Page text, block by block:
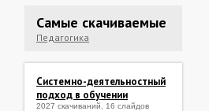
Самые скачиваемые
Педагогика
Системно-деятельностный
подход в обучении
2027 скачиваний, 16 слайдов